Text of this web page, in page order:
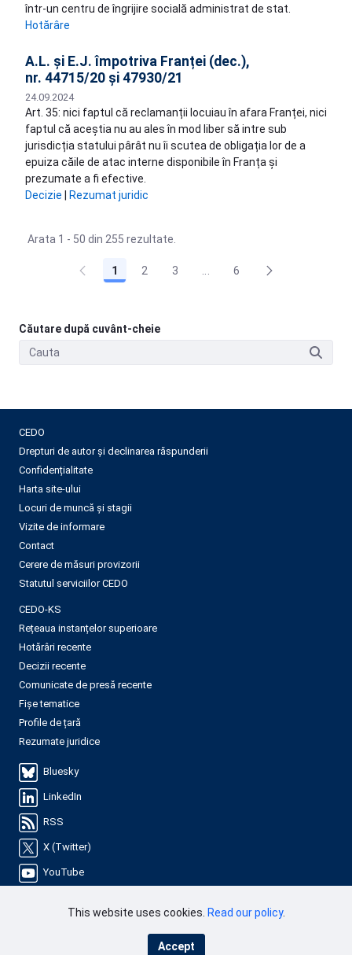
într-un centru de îngrijire socială administrat de stat.
Hotărâre
A.L. și E.J. împotriva Franței (dec.),
nr. 44715/20 și 47930/21
24.09.2024
Art. 35: nici faptul că reclamanții locuiau în afara Franței, nici
faptul că aceștia nu au ales în mod liber să intre sub
jurisdicția statului pârât nu îi scutea de obligația lor de a
epuiza căile de atac interne disponibile în Franța și
prezumate a fi efective.
Decizie
Rezumat juridic
Arata 1 - 50 din 255 rezultate.
1 2 3 ... 6
Căutare după cuvânt-cheie
CEDO
Drepturi de autor și declinarea răspunderii
Confidențialitate
Harta site-ului
Locuri de muncă și stagii
Vizite de informare
Contact
Cerere de măsuri provizorii
Statutul serviciilor CEDO
CEDO-KS
Rețeaua instanțelor superioare
Hotărâri recente
Decizii recente
Comunicate de presă recente
Fișe tematice
Profile de țară
Rezumate juridice
Bluesky
LinkedIn
RSS
X (Twitter)
YouTube
This website uses cookies. Read our policy.
Accept